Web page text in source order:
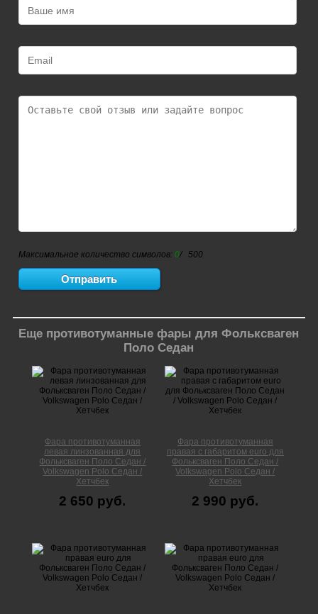
Максимальное количество символов: 0/ 500
Еще противотуманные фары для Фольксваген
Поло Cедан
Фара противотуманная
левая линзованная для
Фольксваген Поло Cедан /
Volkswagen Polo Седан /
Хетчбек
2 650 руб.
Фара противотуманная
правая с габаритом euro для
Фольксваген Поло Cедан /
Volkswagen Polo Седан /
Хетчбек
2 990 руб.